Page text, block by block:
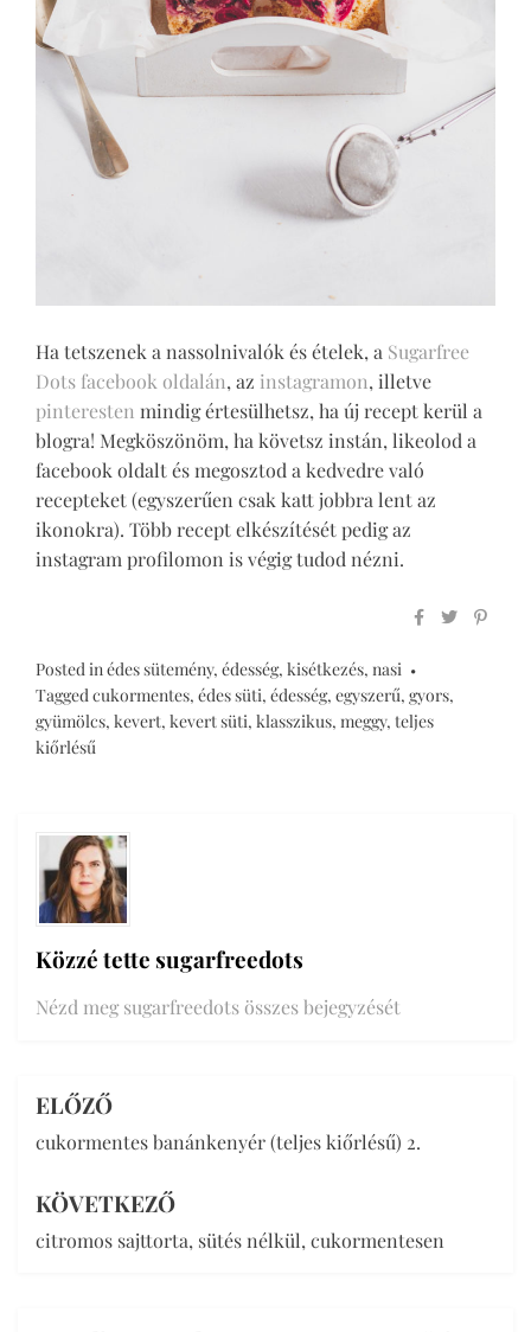
Ha tetszenek a nassolnivalók és ételek, a Sugarfree
Dots facebook oldalán, az instagramon, illetve
pinteresten mindig értesülhetsz, ha új recept kerül a
blogra! Megköszönöm, ha követsz instán, likeolod a
facebook oldalt és megosztod a kedvedre való
recepteket (egyszerűen csak katt jobbra lent az
ikonokra). Több recept elkészítését pedig az
instagram profilomon is végig tudod nézni.
Posted in édes sütemény, édesség, kisétkezés, nasi
Tagged cukormentes, édes süti, édesség, egyszerű, gyors,
gyümölcs, kevert, kevert süti, klasszikus, meggy, teljes
kiőrlésű
Közzé tette sugarfreedots
Nézd meg sugarfreedots összes bejegyzését
Bejegyzés
navigáció
ELŐZŐ
cukormentes banánkenyér (teljes kiőrlésű) 2.
KÖVETKEZŐ
citromos sajttorta, sütés nélkül, cukormentesen